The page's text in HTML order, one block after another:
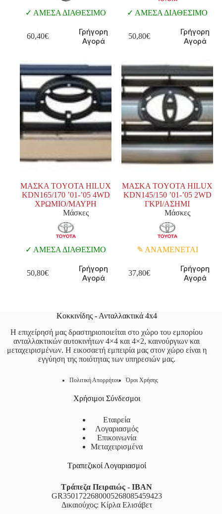
ΑΜΕΣΑ ΔΙΑΘΕΣΙΜΟ
60,40€
Γρήγορη
Αγορά
ΑΜΕΣΑ ΔΙΑΘΕΣΙΜΟ
50,80€
Γρήγορη
Αγορά
ΜΑΣΚΑ TOYOTA HILUX
KDN165/170 ’01-’05 4WD
ΧΡΩΜΙΟ/ΜΑΥΡΗ
Μάσκες
ΑΜΕΣΑ ΔΙΑΘΕΣΙΜΟ
50,80€
Γρήγορη
Αγορά
ΜΑΣΚΑ TOYOTA HILUX
KDN145/150 ’01-’05 2WD
ΓΚΡΙ/ΑΣΗΜΙ
Μάσκες
ΑΝΑΜΕΝΕΤΑΙ
37,80€
Γρήγορη
Αγορά
Κοκκινίδης - Ανταλλακτικά 4x4
Η επιχείρησή μας δραστηριοποιείται στο χώρο του εμπορίου
ανταλλακτικών αυτοκινήτων 4×4 και 4×2, καινούργιων και
μεταχειρισμένων. Η εικοσαετή εμπειρία μας στον χώρο είναι η
εγγύηση της ποιότητας των υπηρεσιών μας.
Πολιτική Απορρήτου Όροι Χρήσης
Χρήσιμοι Σύνδεσμοι
Εταιρεία
Λογαριασμός
Επικοινωνία
Μεταχειρισμένα
Τραπεζικοί Λογαριασμοί
Τράπεζα Πειραιώς - IBAN
GR3501722680005268085459423
Δικαιούχος: Κίρλα Ελισάβετ